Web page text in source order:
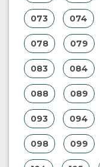
073 074
078 079
083 084
088 089
093 094
098 099